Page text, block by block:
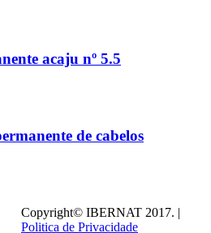
acaju nº 5.5
de cabelos
Copyright© IBERNAT 2017. |
Politica de Privacidade